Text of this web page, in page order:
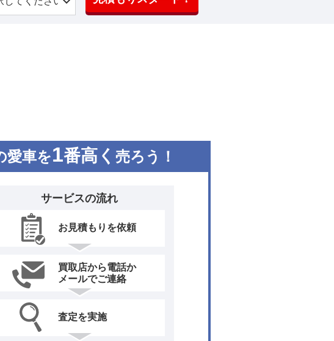
採用して、ターボSとの比較でターボGT
ブライドサスペンションやスペシャルパ
設計変更により、2kg以上の軽量化が図ら
では、エアロブレード付きフロントスポイ
料金なし）でHDマトリックスLEDヘッド
することができる。「ターボGTヴァイザッ
ボディのエアディフレクターエレメント
ーザーが追加されるとともに、ウイング
ボン織仕上げの固定式リアウイングを備え
グロス）の軽量フルバケットシートを標準
ブスポーツシートプラス（18way電動調整機
）をオプション（追加料金なし）で設定
ドレストには“Turbo GT”ロゴが刺繍され、
パネルの下には各モデルのロゴ入りバッ
愛車を1番高く 売ろう！
サービスの流れ
お見積もりを依頼
買取店から電話か
メールでご連絡
査定を実施